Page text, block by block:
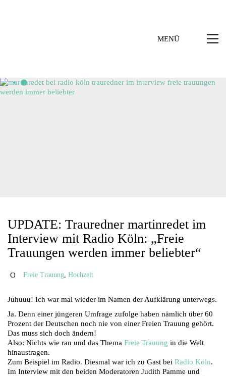
MENÜ
UPDATE: Trauredner martinredet im
Interview mit Radio Köln: „Freie
Trauungen werden immer beliebter“
Freie Trauung, Hochzeit
Juhuuu! Ich war mal wieder im Namen der Aufklärung unterwegs.
Ja. Denn einer jüngeren Umfrage zufolge haben nämlich über 60
Prozent der Deutschen noch nie von einer Freien Trauung gehört.
Das muss sich doch ändern!
Also: Nichts wie ran und das Thema Freie Trauung in die Welt
hinaustragen.
Zum Beispiel im Radio. Diesmal war ich zu Gast bei Radio Köln.
Im Interview mit den beiden Moderatoren Judith Pamme und